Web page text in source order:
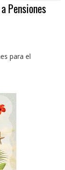
Pensiones
para el